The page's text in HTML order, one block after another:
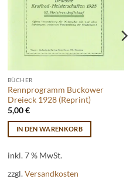
BÜCHER
Rennprogramm Buckower
Dreieck 1928 (Reprint)
5,00€
IN DEN WARENKORB
inkl. 7 % MwSt.
zzgl.Versandkosten